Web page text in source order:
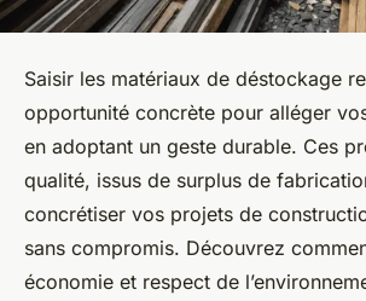
Saisir les matériaux de déstockage
opportunité concrète pour alléger
en adoptant un geste durable. Ces
qualité, issus de surplus de
concrétiser vos projets de
sans compromis. Découvrez
économie et respect de